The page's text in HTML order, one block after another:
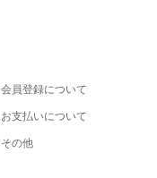
会員登録について
お支払いについて
その他